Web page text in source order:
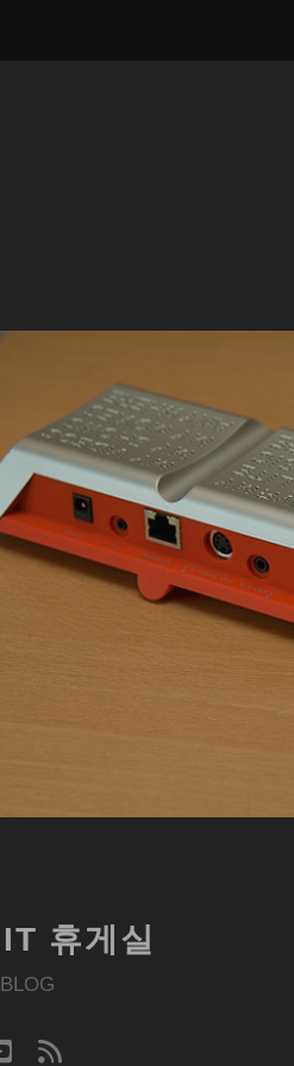
휴게실
youtube
rss